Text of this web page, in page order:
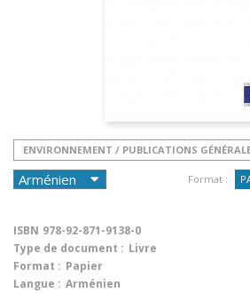
ENVIRONNEMENT / PUBLICATIONS
Format :
ISBN 978-92-871-9138-0
Type de document : Livre
Format : Papier
Langue : Arménien